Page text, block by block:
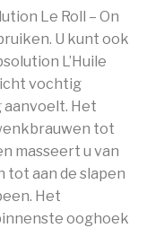
Le Roll – On
U kunt ook
L’Huile
vochtig
aanvoelt. Het
tot
masseert u van
tot aan de slapen
Het
ooghoek